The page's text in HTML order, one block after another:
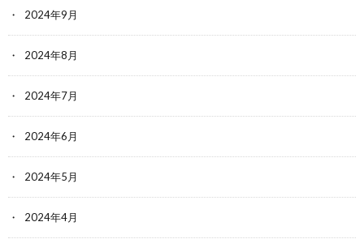
2024年9月
2024年8月
2024年7月
2024年6月
2024年5月
2024年4月